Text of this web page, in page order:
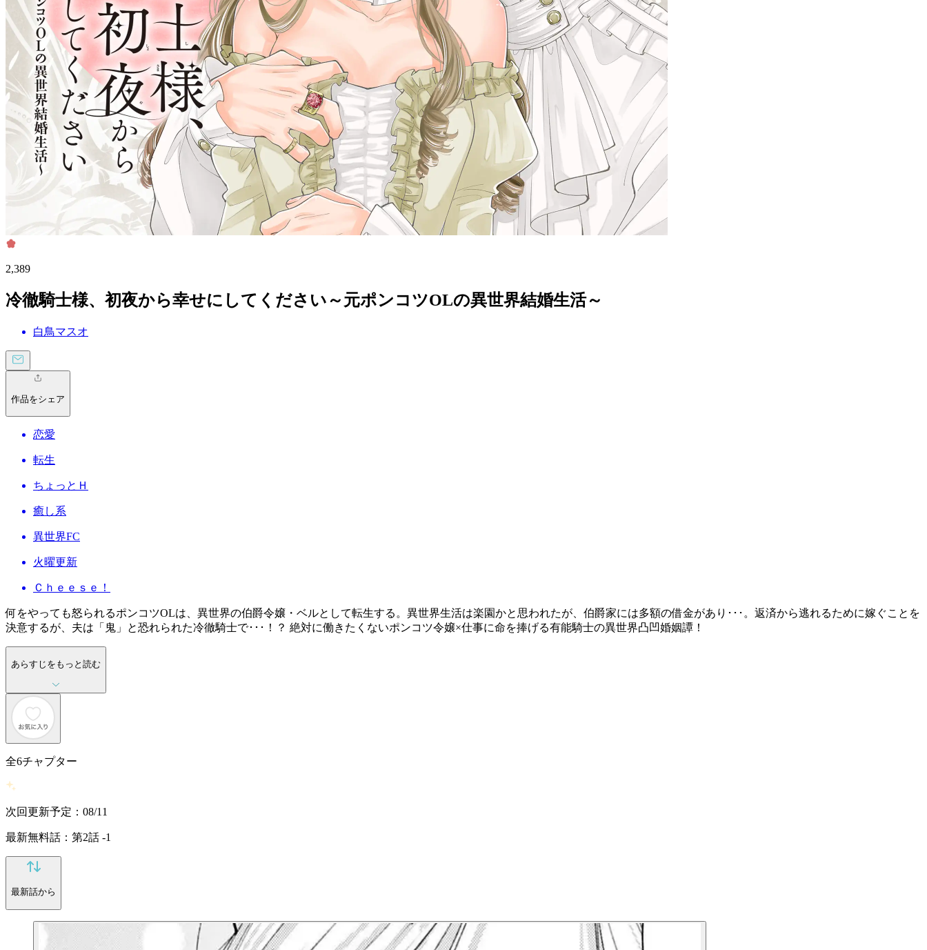
2,389
冷徹騎士様、初夜から幸せにしてください～元ポンコツOLの異世界結婚生活～
白鳥マスオ
作品をシェア
恋愛
転生
ちょっとＨ
癒し系
異世界FC
火曜更新
Ｃｈｅｅｓｅ！
何をやっても怒られるポンコツOLは、異世界の伯爵令嬢・ベルとして転生する。異世界生活は楽園かと思われたが、伯爵家には多額の借金があり･･･。返済から逃れるために嫁ぐことを
決意するが、夫は「鬼」と恐れられた冷徹騎士で･･･！？ 絶対に働きたくないポンコツ令嬢×仕事に命を捧げる有能騎士の異世界凸凹婚姻譚！
あらすじをもっと読む
全6チャプター
次回更新予定：08/11
最新無料話：第2話 -1
最新話から